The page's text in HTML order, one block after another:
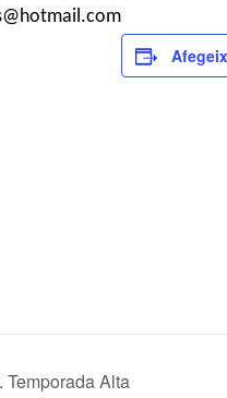
Temporada Alta